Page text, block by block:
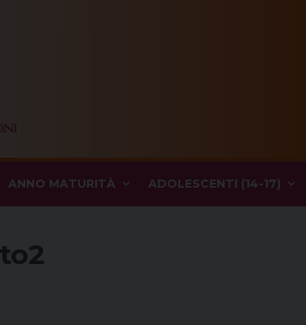
ANNO MATURITÀ ADOLESCENTI (14-17)